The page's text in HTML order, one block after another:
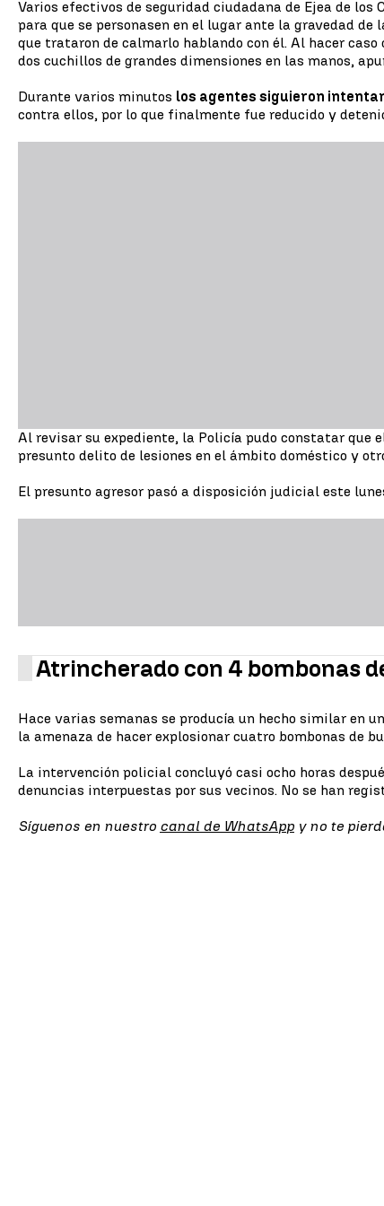
Varios efectivos de seguridad ciudadana de Ejea de
para que se personasen en el lugar ante la gravedad
que trataron de calmarlo hablando con él. Al hacer
dos cuchillos de grandes dimensiones en las manos,
Durante varios minutos los agentes siguieron
contra ellos, por lo que finalmente fue reducido y
Al revisar su expediente, la Policía pudo constatar que
presunto delito de lesiones en el ámbito doméstico y
El presunto agresor pasó a disposición judicial este
Atrincherado con 4 bombonas
Hace varias semanas se producía un hecho similar en
la amenaza de hacer explosionar cuatro bombonas de
La intervención policial concluyó casi ocho horas
denuncias interpuestas por sus vecinos. No se han
Síguenos en nuestro canal de WhatsApp y no te